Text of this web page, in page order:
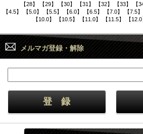
【28】 【29】 【30】 【31】 【32】 【33】 【
【4.5】 【5.0】 【5.5】 【6.0】 【6.5】 【7.0】 【7.5
【10.0】 【10.5】 【11.0】 【11.5】 【12.0
メルマガ登録・解除